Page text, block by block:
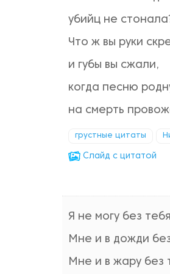
убийц не
Что ж вы руки
и губы вы сжали,
когда песню
на смерть
грустные цитаты
Cлайд с цитатой
Я не могу без
Мне и в дожди
Мне и в жару без